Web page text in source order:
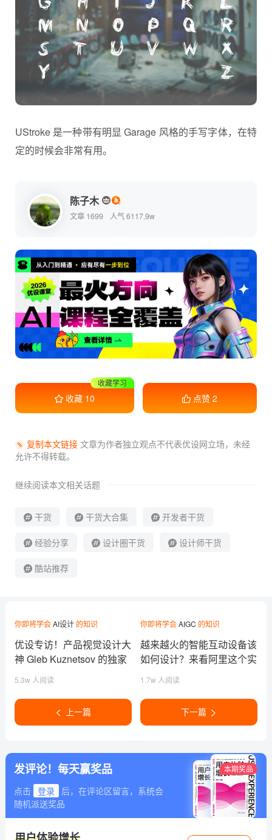
UStroke 是一种带有明显 Garage 风格的手写字体，在特
定的时候会非常有用。
陈子木
文章 1699 人气 6117.9w
收藏 10
干货满满
点赞 2
复制本文链接文章为作者独立观点不代表优设网立场， 未经
允许不得转载。
继续阅读本文相关话题
干货 干货大合集 开发者干货
经验分享 设计圈干货 设计师干货
酷站推荐
你即将学会AI设计的知识
优设专访！产品视觉设计大
神 Gleb Kuznetsov 的独家
设计管理之术
5.3w 人阅读
上一篇
你即将学会AIGC 的知识
越来越火的智能互动设备该
如何设计？来看阿里这个实
战案例！
1.7w 人阅读
下一篇
发评论！每天赢奖品
点击 登录
后，在评论区留言，系统会
随机派送奖品
本期奖品